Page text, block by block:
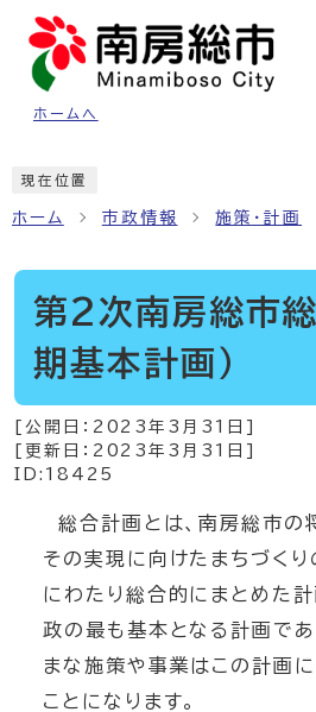
ページの先頭です
ホームへ
現在位置
ホーム 市政情報 施策・計画
第2次南房総市総
期基本計画）
[公開日： 2023年3月31日
[更新日： 2023年3月31日
ID:18425
総合計画とは、南房総市の
その実現に向けたまちづくり
にわたり総合的にまとめた
政の最も基本となる計画であ
まな施策や事業はこの計画
ことになります。